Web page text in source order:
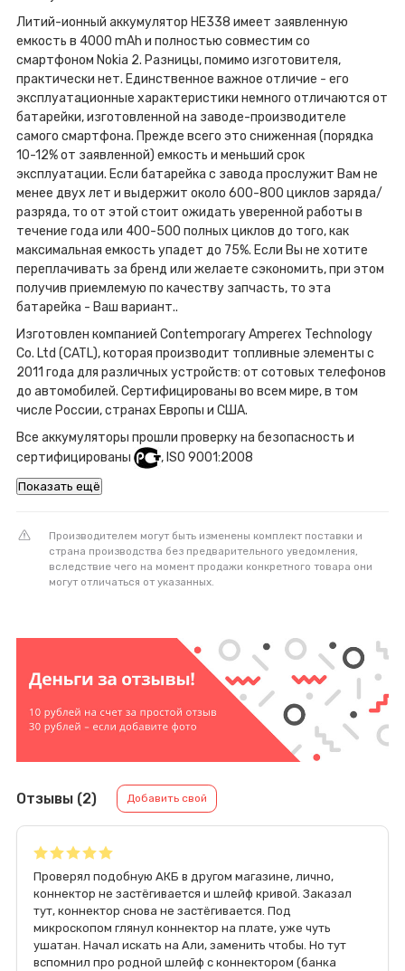
Литий-ионный аккумулятор HE338 имеет заявленную
емкость в 4000 mAh и полностью совместим со
смартфоном Nokia 2. Разницы, помимо изготовителя,
практически нет. Единственное важное отличие - его
эксплуатационные характеристики немного отличаются от
батарейки, изготовленной на заводе-производителе
самого смартфона. Прежде всего это сниженная (порядка
10-12% от заявленной) емкость и меньший срок
эксплуатации. Если батарейка с завода прослужит Вам не
менее двух лет и выдержит около 600-800 циклов заряда/
разряда, то от этой стоит ожидать уверенной работы в
течение года или 400-500 полных циклов до того, как
максимальная емкость упадет до 75%. Если Вы не хотите
переплачивать за бренд или желаете сэкономить, при этом
получив приемлемую по качеству запчасть, то эта
батарейка - Ваш вариант..
Изготовлен компанией Contemporary Amperex Technology
Co. Ltd (CATL), которая производит топливные элементы с
2011 года для различных устройств: от сотовых телефонов
до автомобилей. Сертифицированы во всем мире, в том
числе России, странах Европы и США.
Все аккумуляторы прошли проверку на безопасность и
сертифицированы
, ISO 9001:2008
Показать ещё
Производителем могут быть изменены комплект поставки и
страна производства без предварительного уведомления,
вследствие чего на момент продажи конкретного товара они
могут отличаться от указанных.
Отзывы (2) Добавить свой
Проверял подобную АКБ в другом магазине, лично,
коннектор не застёгивается и шлейф кривой. Заказал
тут, коннектор снова не застёгивается. Под
микроскопом глянул коннектор на плате, уже чуть
ушатан. Начал искать на Али, заменить чтобы. Но тут
вспомнил про родной шлейф с коннектором (банка